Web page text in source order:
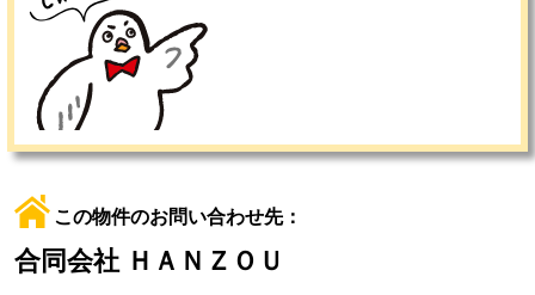
この物件のお問い合わせ先：
合同会社 ＨＡＮＺＯＵ